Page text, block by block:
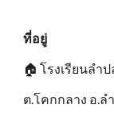
ที่อยู่
🏠โรงเรียนลำ
ต.โคกกลาง อ.ล